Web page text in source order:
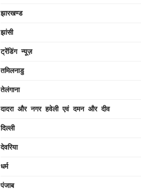
झारखण्ड
झांसी
ट्रेंडिंग न्यूज़
तमिलनाडु
तेलंगाना
दादरा और नगर हवेली एवं दमन और दीव
दिल्ली
देवरिया
धर्म
पंजाब